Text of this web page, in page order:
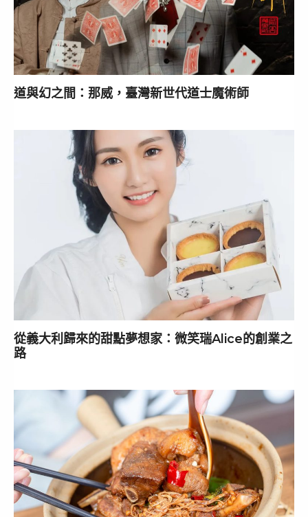
道與幻之間：那威，臺灣新世代道士魔術師
從義大利歸來的甜點夢想家：微笑瑞Alice的創業之
路